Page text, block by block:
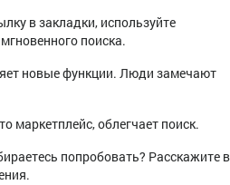
в закладки, используйте
поиска.
новые функции. Люди замечают
маркетплейс, облегчает поиск.
попробовать? Расскажите в